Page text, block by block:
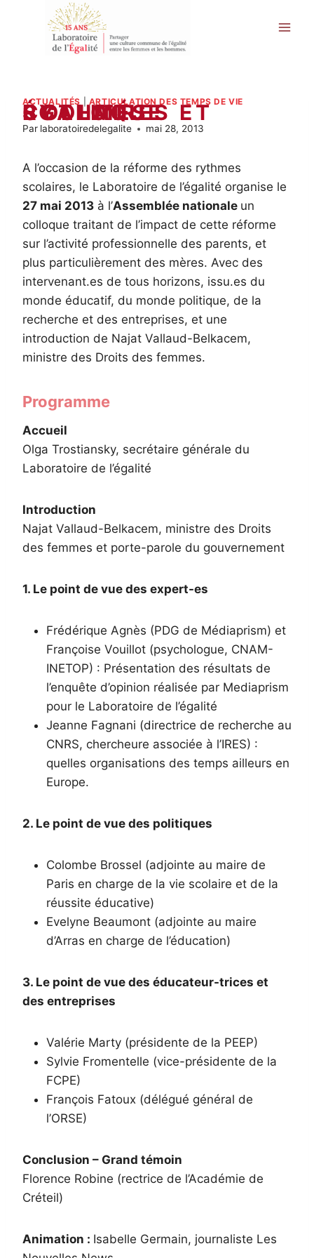
ACTUALITÉS ARTICULATION DES TEMPS DE VIE
COLLOQUE RYTHMES SCOLAIRES ET ÉGALITÉ
Par laboratoiredelegalite mai 28, 2013
A l’occasion de la réforme des rythmes
scolaires, le Laboratoire de l’égalité organise le
27 mai 2013 à l’Assemblée nationale un
colloque traitant de l’impact de cette réforme
sur l’activité professionnelle des parents, et
plus particulièrement des mères. Avec des
intervenant.es de tous horizons, issu.es du
monde éducatif, du monde politique, de la
recherche et des entreprises, et une
introduction de Najat Vallaud-Belkacem,
ministre des Droits des femmes.
Programme
Accueil
Olga Trostiansky, secrétaire générale du
Laboratoire de l’égalité
Introduction
Najat Vallaud-Belkacem, ministre des Droits
des femmes et porte-parole du gouvernement
1. Le point de vue des expert-es
Frédérique Agnès (PDG de Médiaprism) et
Françoise Vouillot (psychologue, CNAM-
INETOP) : Présentation des résultats de
l’enquête d’opinion réalisée par Mediaprism
pour le Laboratoire de l’égalité
Jeanne Fagnani (directrice de recherche au
CNRS, chercheure associée à l’IRES) :
quelles organisations des temps ailleurs en
Europe.
2. Le point de vue des politiques
Colombe Brossel (adjointe au maire de
Paris en charge de la vie scolaire et de la
réussite éducative)
Evelyne Beaumont (adjointe au maire
d’Arras en charge de l’éducation)
3. Le point de vue des éducateur-trices et
des entreprises
Valérie Marty (présidente de la PEEP)
Sylvie Fromentelle (vice-présidente de la
FCPE)
François Fatoux (délégué général de
l’ORSE)
Conclusion – Grand témoin
Florence Robine (rectrice de l’Académie de
Créteil)
Animation : Isabelle Germain, journaliste Les